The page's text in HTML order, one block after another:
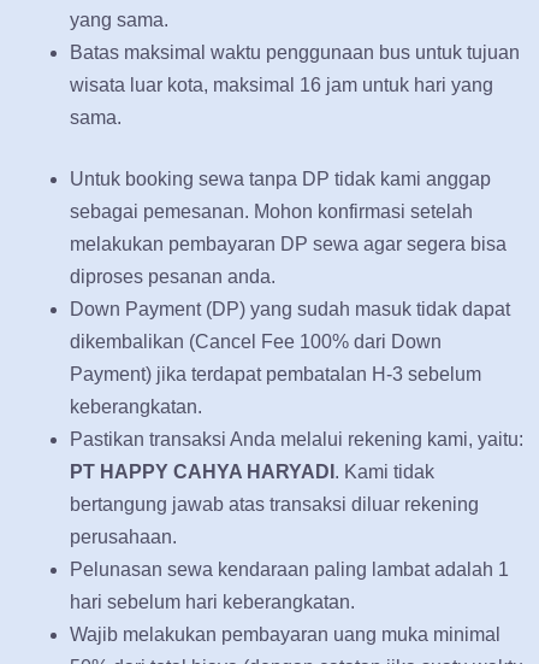
yang sama.
Batas maksimal waktu penggunaan bus untuk tujuan
wisata luar kota, maksimal 16 jam untuk hari yang
sama.
Untuk booking sewa tanpa DP tidak kami anggap
sebagai pemesanan. Mohon konfirmasi setelah
melakukan pembayaran DP sewa agar segera bisa
diproses pesanan anda.
Down Payment (DP) yang sudah masuk tidak dapat
dikembalikan (Cancel Fee 100% dari Down
Payment) jika terdapat pembatalan H-3 sebelum
keberangkatan.
Pastikan transaksi Anda melalui rekening kami, yaitu:
PT HAPPY CAHYA HARYADI . Kami tidak
bertangung jawab atas transaksi diluar rekening
perusahaan.
Pelunasan sewa kendaraan paling lambat adalah 1
hari sebelum hari keberangkatan.
Wajib melakukan pembayaran uang muka minimal